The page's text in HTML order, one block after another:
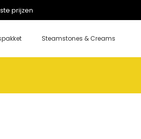
prijzen
Steamstones & Creams